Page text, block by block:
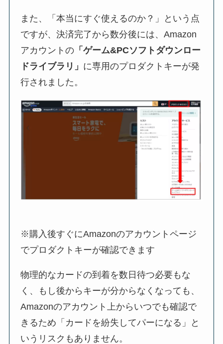
また、「本当にすぐ使えるのか？」という点
ですが、決済完了から数分後には、Amazon
アカウントの 「ゲーム&PCソフトダウンロー
ドライブラリ」 に専用のプロダクトキーが発
行されました。
※購入後すぐにAmazonのアカウントページ
でプロダクトキーが確認できます
物理的なカードの到着を数日待つ必要もな
く、もし後からキーが分からなくなっても、
Amazonのアカウント上からいつでも確認で
きるため「カードを紛失してパーになる」と
いうリスクもありません。